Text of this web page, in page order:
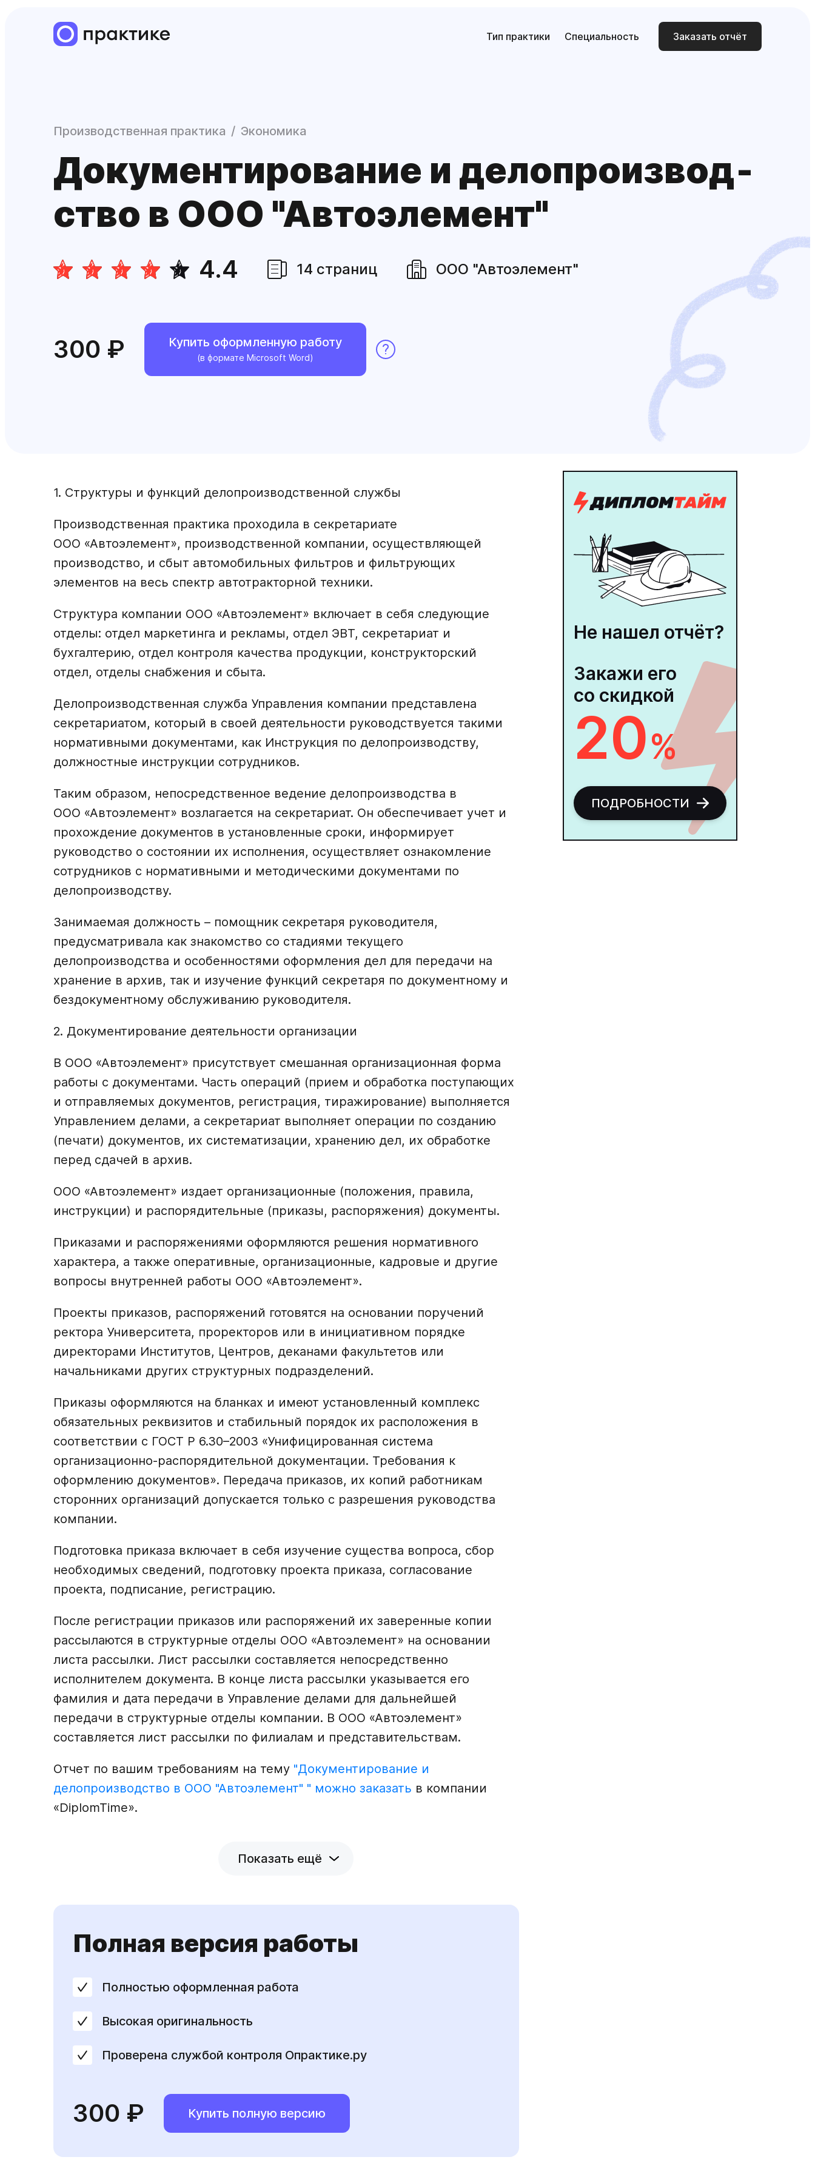
Тип практики Специальность Заказать отчёт
Производственная практика Экономика
Документи­рование и делопроизвод­
ство в ООО "Автоэлемент"
4.4 14 страниц ООО "Автоэлемент"
300 ₽ Купить оформленную работу
(в формате Microsoft Word)
1. Структуры и функций делопроизводственной службы
Производственная практика проходила в секретариате
ООО «Автоэлемент», производственной компании, осуществляющей
производство, и сбыт автомобильных фильтров и фильтрующих
элементов на весь спектр автотракторной техники.
Структура компании ООО «Автоэлемент» включает в себя следующие
отделы: отдел маркетинга и рекламы, отдел ЭВТ, секретариат и
бухгалтерию, отдел контроля качества продукции, конструкторский
отдел, отделы снабжения и сбыта.
Делопроизводственная служба Управления компании представлена
секретариатом, который в своей деятельности руководствуется такими
нормативными документами, как Инструкция по делопроизводству,
должностные инструкции сотрудников.
Таким образом, непосредственное ведение делопроизводства в
ООО «Автоэлемент» возлагается на секретариат. Он обеспечивает учет и
прохождение документов в установленные сроки, информирует
руководство о состоянии их исполнения, осуществляет ознакомление
сотрудников с нормативными и методическими документами по
делопроизводству.
Занимаемая должность – помощник секретаря руководителя,
предусматривала как знакомство со стадиями текущего
делопроизводства и особенностями оформления дел для передачи на
хранение в архив, так и изучение функций секретаря по документному и
бездокументному обслуживанию руководителя.
2. Документирование деятельности организации
В ООО «Автоэлемент» присутствует смешанная организационная форма
работы с документами. Часть операций (прием и обработка поступающих
и отправляемых документов, регистрация, тиражирование) выполняется
Управлением делами, а секретариат выполняет операции по созданию
(печати) документов, их систематизации, хранению дел, их обработке
перед сдачей в архив.
ООО «Автоэлемент» издает организационные (положения, правила,
инструкции) и распорядительные (приказы, распоряжения) документы.
Приказами и распоряжениями оформляются решения нормативного
характера, а также оперативные, организационные, кадровые и другие
вопросы внутренней работы ООО «Автоэлемент».
Проекты приказов, распоряжений готовятся на основании поручений
ректора Университета, проректоров или в инициативном порядке
директорами Институтов, Центров, деканами факультетов или
начальниками других структурных подразделений.
Приказы оформляются на бланках и имеют установленный комплекс
обязательных реквизитов и стабильный порядок их расположения в
соответствии с ГОСТ Р 6.30–2003 «Унифицированная система
организационно-распорядительной документации. Требования к
оформлению документов». Передача приказов, их копий работникам
сторонних организаций допускается только с разрешения руководства
компании.
Подготовка приказа включает в себя изучение существа вопроса, сбор
необходимых сведений, подготовку проекта приказа, согласование
проекта, подписание, регистрацию.
После регистрации приказов или распоряжений их заверенные копии
рассылаются в структурные отделы ООО «Автоэлемент» на основании
листа рассылки. Лист рассылки составляется непосредственно
исполнителем документа. В конце листа рассылки указывается его
фамилия и дата передачи в Управление делами для дальнейшей
передачи в структурные отделы компании. В ООО «Автоэлемент»
составляется лист рассылки по филиалам и представительствам.
Отчет по вашим требованиям на тему "Документирование и
делопроизводство в ООО "Автоэлемент" " можно заказать в компании
«DiplomTime».
Показать ещё
Полная версия работы
Полностью оформленная работа
Высокая оригинальность
Проверена службой контроля Опрактике.ру
300 ₽ Купить полную версию
Не нашел отчёт?
Закажи его
со скидкой
20%
ПОДРОБНОСТИ